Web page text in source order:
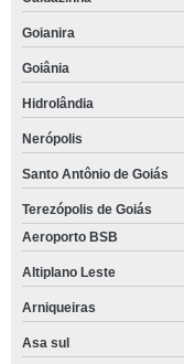
Goianira
Goiânia
Hidrolândia
Nerópolis
Santo Antônio de Goiás
Terezópolis de Goiás
Aeroporto BSB
Altiplano Leste
Arniqueiras
Asa sul